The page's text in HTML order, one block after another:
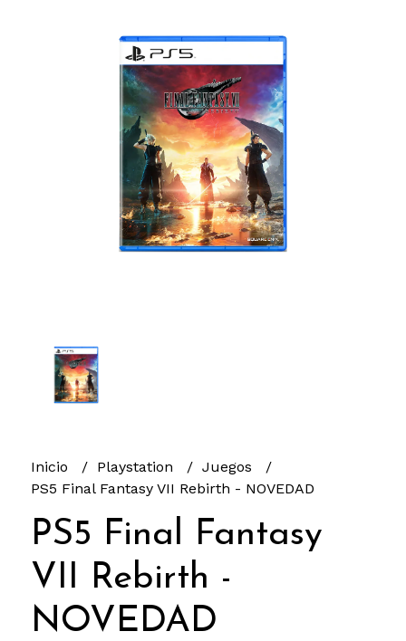
Inicio Playstation
Juegos
PS5 Final Fantasy VII Rebirth - NOVEDAD
PS5 Final Fantasy
VII Rebirth -
NOVEDAD